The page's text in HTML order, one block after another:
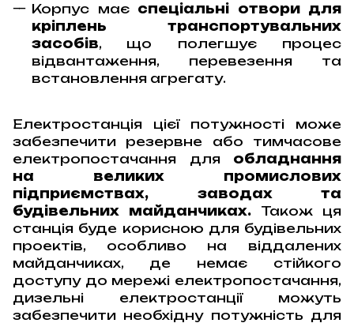
Корпус має спеціальні отвори для
кріплень транспортувальних
засобів, що полегшує процес
відвантаження, перевезення та
встановлення агрегату.
Електростанція цієї потужності може
забезпечити резервне або тимчасове
електропостачання для обладнання
на великих промислових
підприємствах, заводах та
будівельних майданчиках. Також ця
станція буде корисною для будівельних
проектів, особливо на віддалених
майданчиках, де немає стійкого
доступу до мережі електропостачання,
дизельні електростанції можуть
забезпечити необхідну потужність для